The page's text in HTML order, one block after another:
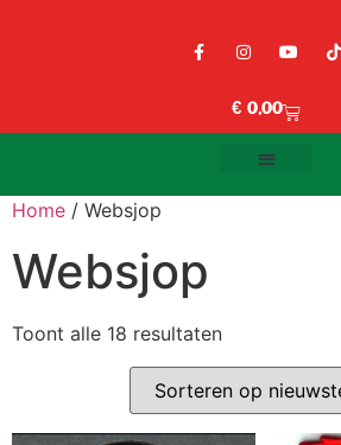
€ 0,00
Home / Websjop
Websjop
Toont alle 18 resultaten